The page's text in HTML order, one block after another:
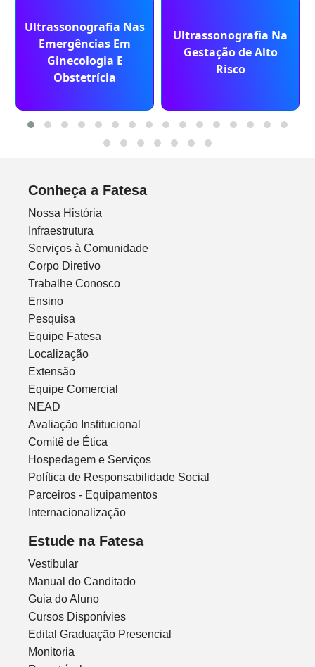
Ultrassonografia Nas
Emergências Em
Ginecologia E
Obstetrícia
Ultrassonografia Na
Gestação de Alto
Risco
Conheça a Fatesa
Nossa História
Infraestrutura
Serviços à Comunidade
Corpo Diretivo
Trabalhe Conosco
Ensino
Pesquisa
Equipe Fatesa
Localização
Extensão
Equipe Comercial
NEAD
Avaliação Institucional
Comitê de Ética
Hospedagem e Serviços
Política de Responsabilidade Social
Parceiros - Equipamentos
Internacionalização
Estude na Fatesa
Vestibular
Manual do Canditado
Guia do Aluno
Cursos Disponívies
Edital Graduação Presencial
Monitoria